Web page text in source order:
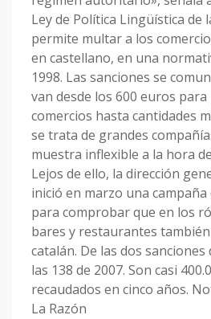
Ley de Política Lingüística de
permite multar a los
en castellano, en una
1998. Las sanciones se
van desde los 600 euros
comercios hasta cantidades
se trata de grandes
muestra inflexible a la hora
Lejos de ello, la dirección
inició en marzo una campaña
para comprobar que en los
bares y restaurantes
catalán. De las dos sanciones
las 138 de 2007. Son casi
recaudados en cinco años.
La Razón